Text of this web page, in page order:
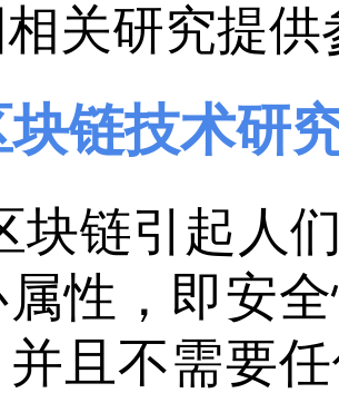
关研究提供
块链技术研
块链引起人
性，即安
且不需要